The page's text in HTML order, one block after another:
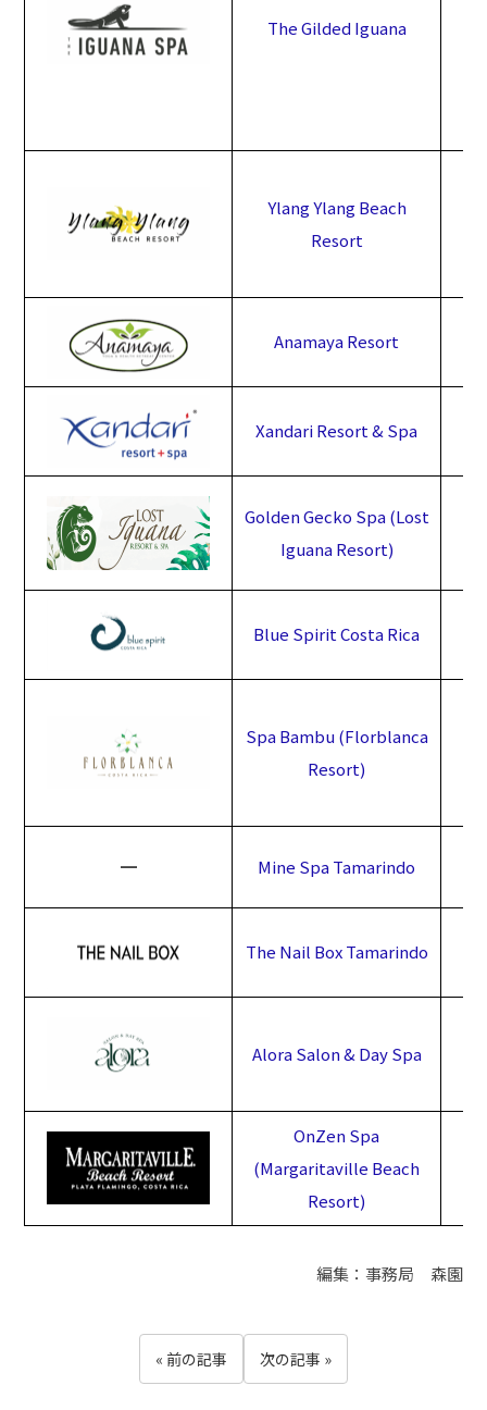
The Gilded Iguana
Ylang Ylang Beach
Resort
Anamaya Resort
Xandari Resort & Spa
Golden Gecko Spa (Lost
Iguana Resort)
Blue Spirit Costa Rica
Spa Bambu (Florblanca
Resort)
━ Mine Spa Tamarindo
The Nail Box Tamarindo
Alora Salon & Day Spa
OnZen Spa
(Margaritaville Beach
Resort)
編集：事務局 森園
« 前の記事 次の記事 »